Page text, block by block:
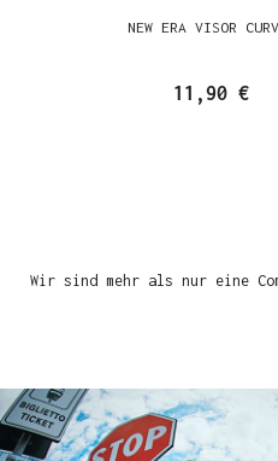
NEW ERA VISOR
11,90 €
Wir sind mehr als nur eine